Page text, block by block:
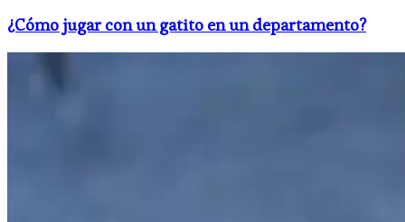
¿Cómo jugar con un gatito en un departamento?